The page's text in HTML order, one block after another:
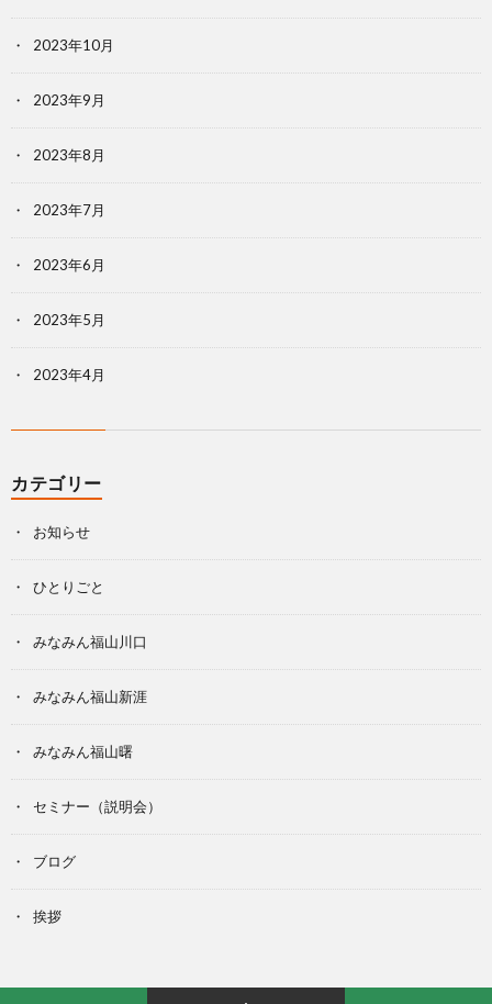
2023年10月
2023年9月
2023年8月
2023年7月
2023年6月
2023年5月
2023年4月
カテゴリー
お知らせ
ひとりごと
みなみん福山川口
みなみん福山新涯
みなみん福山曙
セミナー（説明会）
ブログ
挨拶